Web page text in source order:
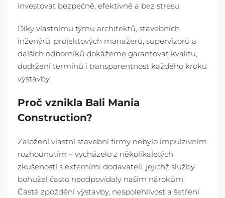
investovat bezpečně, efektivně a bez stresu.
Díky vlastnímu týmu architektů, stavebních
inženýrů, projektových manažerů, supervizorů a
dalších odborníků dokážeme garantovat kvalitu,
dodržení termínů i transparentnost každého kroku
výstavby.
Proč vznikla Bali Mania
Construction?
Založení vlastní stavební firmy nebylo impulzivním
rozhodnutím – vycházelo z několikaletých
zkušeností s externími dodavateli, jejichž služby
bohužel často neodpovídaly našim nárokům.
Časté zpoždění výstavby, nespolehlivost a šetření